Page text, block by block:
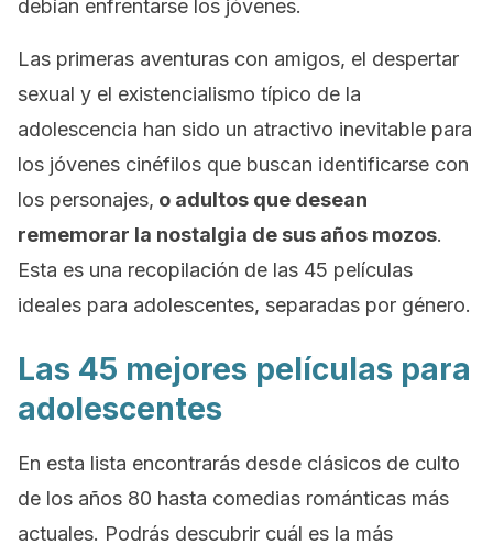
debían enfrentarse los jóvenes.
Las primeras aventuras con amigos, el despertar
sexual y el existencialismo típico de la
adolescencia han sido un atractivo inevitable para
los jóvenes cinéfilos que buscan identificarse con
los personajes, o adultos que desean
rememorar la nostalgia de sus años mozos.
Esta es una recopilación de las 45 películas
ideales para adolescentes, separadas por género.
Las 45 mejores películas para
adolescentes
En esta lista encontrarás desde clásicos de culto
de los años 80 hasta comedias románticas más
actuales. Podrás descubrir cuál es la más